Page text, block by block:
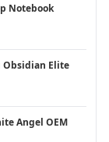
Notebook
Obsidian Elite
Angel OEM